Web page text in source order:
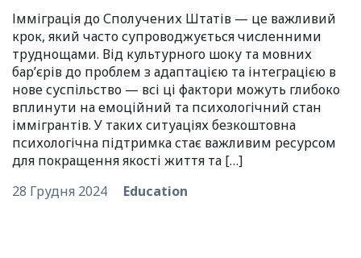
Імміграція до Сполучених Штатів — це важливий
крок, який часто супроводжується численними
труднощами. Від культурного шоку та мовних
бар’єрів до проблем з адаптацією та інтеграцією в
нове суспільство — всі ці фактори можуть глибоко
вплинути на емоційний та психологічний стан
іммігрантів. У таких ситуаціях безкоштовна
психологічна підтримка стає важливим ресурсом
для покращення якості життя та […]
28 Грудня 2024
Education